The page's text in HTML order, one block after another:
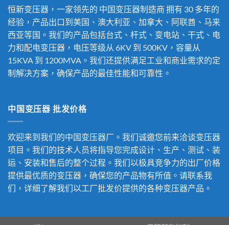
恒新变压器，一家领先的 中国变压器制造商 拥有 30 多年的
经验，产品出口到美国、澳大利亚、加拿大、阿联酋、马来
西亚等国。我们的产品包括台式、杆式、变电站、干式、电
力和配电变压器，电压等级从 6KV 到 500KV，容量从
15KVA 到 1200MVA。我们还提供满足工业和商业需求的定
制解决方案，确保产品的最佳性能和可靠性。
中国变压器 批发价格
欢迎来到我们的中国变压器厂。我们诚邀您前来洽谈变压器
项目。我们的技术人员将指导您完成设计、生产、测试、装
运、安装和售后的整个过程。我们以极具竞争力的出厂价格
提供最优质的变压器，确保您的产品物有所值。请联系我
们，详细了解我们以工厂批发价提供的各种变压器产品。